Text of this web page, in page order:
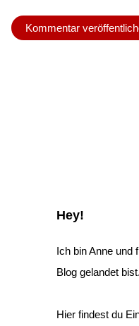
Hey!
Ich bin Anne und
Blog gelandet bist.
Hier findest du